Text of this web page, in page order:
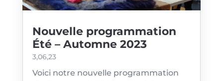
Nouvelle programmation
Été – Automne 2023
3,06,23
Voici notre nouvelle programmation